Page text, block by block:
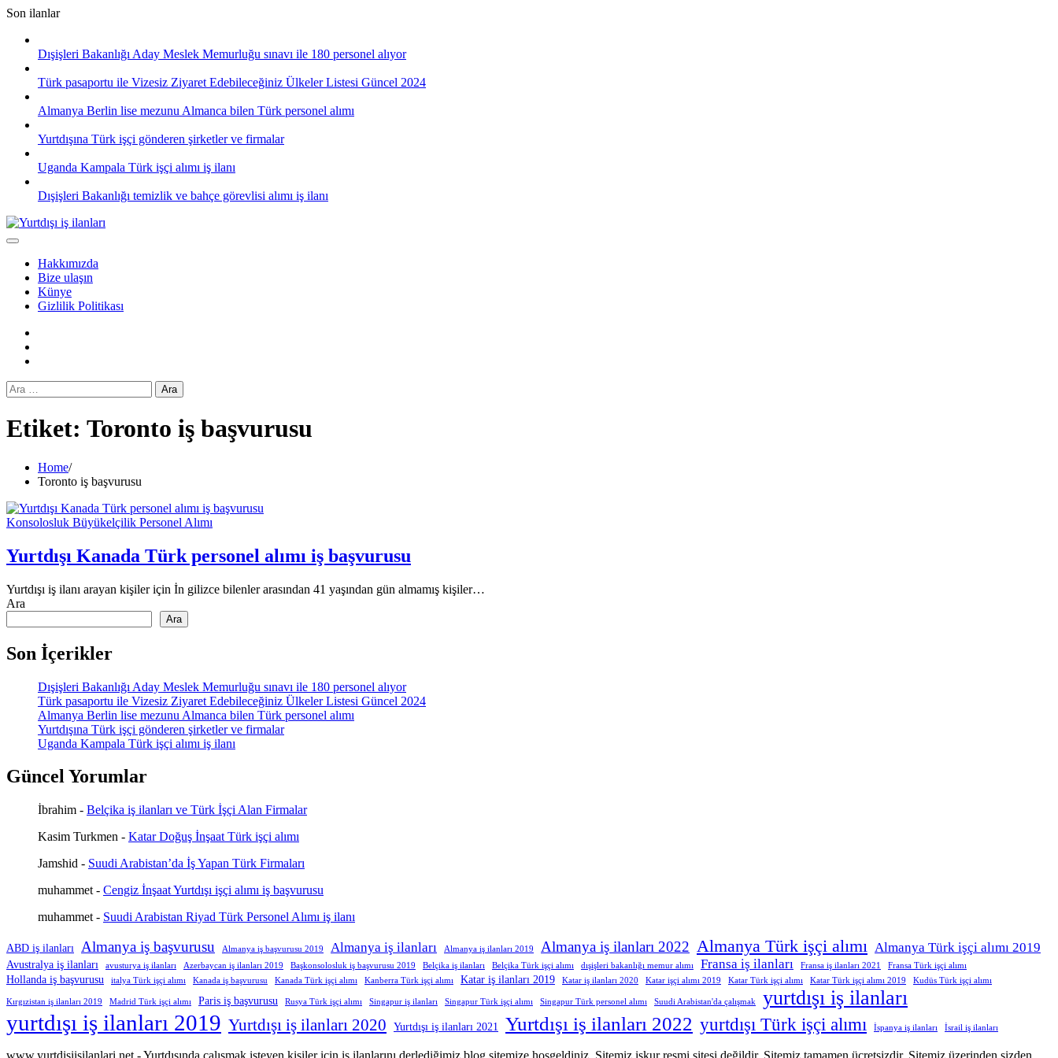
Skip
content
Son ilanlar
Dışişleri Bakanlığı Aday Meslek Memurluğu sınavı ile 180 personel alıyor
Türk pasaportu ile Vizesiz Ziyaret Edebileceğiniz Ülkeler Listesi Güncel 2024
Almanya Berlin lise mezunu Almanca bilen Türk personel alımı
Yurtdışına Türk işçi gönderen şirketler ve firmalar
Uganda Kampala Türk işçi alımı iş ilanı
Dışişleri Bakanlığı temizlik ve bahçe görevlisi alımı iş ilanı
Hakkımızda
Bize ulaşın
Künye
Gizlilik Politikası
Arama:
Etiket: Toronto iş başvurusu
Home
Toronto iş başvurusu
Konsolosluk Büyükelçilik Personel Alımı
Yurtdışı Kanada Türk personel alımı iş başvurusu
Yurtdışı iş ilanı arayan kişiler için İn gilizce bilenler arasından 41 yaşından gün almamış kişiler…
Ara
Ara
Son İçerikler
Dışişleri Bakanlığı Aday Meslek Memurluğu sınavı ile 180 personel alıyor
Türk pasaportu ile Vizesiz Ziyaret Edebileceğiniz Ülkeler Listesi Güncel 2024
Almanya Berlin lise mezunu Almanca bilen Türk personel alımı
Yurtdışına Türk işçi gönderen şirketler ve firmalar
Uganda Kampala Türk işçi alımı iş ilanı
Güncel Yorumlar
İbrahim - Belçika iş ilanları ve Türk İşçi Alan Firmalar
Kasim Turkmen - Katar Doğuş İnşaat Türk işçi alımı
Jamshid - Suudi Arabistan’da İş Yapan Türk Firmaları
muhammet - Cengiz İnşaat Yurtdışı işçi alımı iş başvurusu
muhammet - Suudi Arabistan Riyad Türk Personel Alımı iş ilanı
ABD iş ilanları Almanya iş başvurusu Almanya iş başvurusu 2019 Almanya iş ilanları Almanya iş ilanları 2019 Almanya iş ilanları 2022 Almanya Türk işçi alımı Almanya Türk işçi alımı 2019
Avustralya iş ilanları avusturya iş ilanları Azerbaycan iş ilanları 2019 Başkonsolosluk iş başvurusu 2019 Belçika iş ilanları Belçika Türk işçi alımı dışişleri bakanlığı memur alımı Fransa iş ilanları Fransa iş ilanları 2021 Fransa Türk işçi alımı
Hollanda iş başvurusu italya Türk işçi alımı Kanada iş başvurusu Kanada Türk işçi alımı Kanberra Türk işçi alımı Katar iş ilanları 2019 Katar iş ilanları 2020 Katar işçi alımı 2019 Katar Türk işçi alımı Katar Türk işçi alımı 2019 Kudüs Türk işçi alımı
Kırgızistan iş ilanları 2019 Madrid Türk işçi alımı Paris iş başvurusu Rusya Türk işçi alımı Singapur iş ilanları Singapur Türk işçi alımı Singapur Türk personel alımı Suudi Arabistan'da çalışmak yurtdışı iş ilanları
yurtdışı iş ilanları 2019 Yurtdışı iş ilanları 2020 Yurtdışı iş ilanları 2021 Yurtdışı iş ilanları 2022 yurtdışı Türk işçi alımı İspanya iş ilanları İsrail iş ilanları